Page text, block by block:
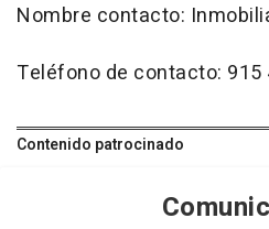
Nombre contacto:
Teléfono de contacto: 915
Contenido patrocinado